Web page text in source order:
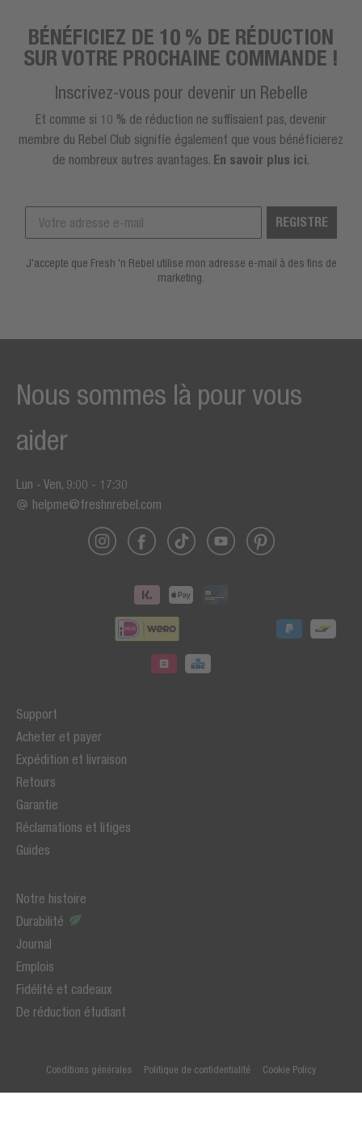
BÉNÉFICIEZ DE 10 % DE RÉDUCTION
SUR VOTRE PROCHAINE COMMANDE !
Inscrivez-vous pour devenir un Rebelle
Et comme si 10 % de réduction ne suffisaient pas, devenir
membre du Rebel Club signifie également que vous bénéficierez
de nombreux autres avantages. En savoir plus ici.
REGISTRE
J'accepte que Fresh 'n Rebel utilise mon adresse e-mail à des fins de
marketing.
Support
Acheter et payer
Expédition et livraison
Retours
Garantie
Réclamations et litiges
Guides
Notre histoire
Durabilité
Journal
Emplois
Fidélité et cadeaux
De réduction étudiant
Nous sommes là pour vous
aider
Lun - Ven, 9:00 - 17:30
helpme@freshnrebel.com
Conditions générales Politique de confidentialité Cookie Policy